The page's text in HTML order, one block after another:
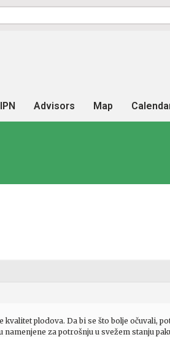
IPN Advisors Map
plodova. Da bi se što bolje očuvali,
za potrošnju u svežem stanju